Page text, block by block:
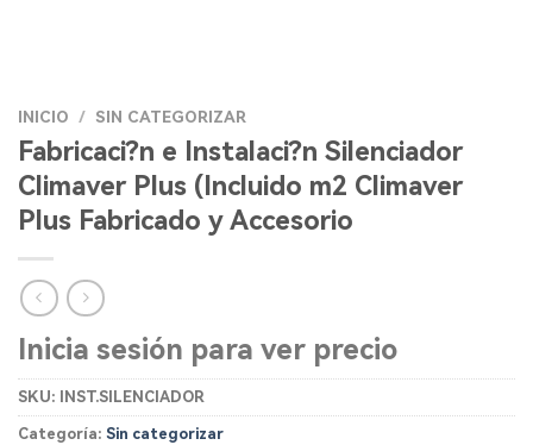
INICIO / SIN CATEGORIZAR
Fabricaci?n e Instalaci?n Silenciador
Climaver Plus (Incluido m2 Climaver
Plus Fabricado y Accesorio
Inicia sesión para ver precio
SKU: INST.SILENCIADOR
Categoría: Sin categorizar